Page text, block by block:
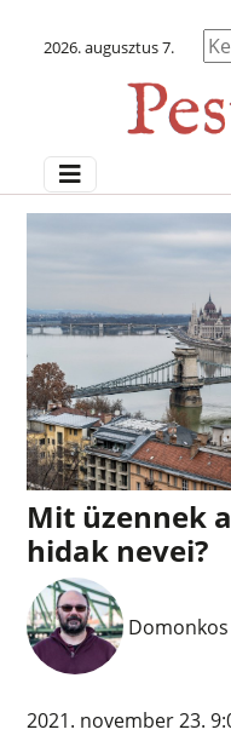
2026. augusztus 7.
Mit üzennek
hidak nevei?
Domonkos
2021. november 23.